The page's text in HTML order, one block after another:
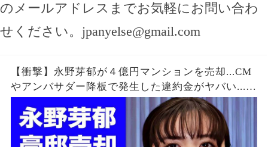
のメールアドレスまでお気軽にお問い合わ
せください。 jpanyelse@gmail.com
【衝撃】永野芽郁が４億円マンションを売却...CM
やアンバサダー降板で発生した違約金がヤバい...
『不倫女優』の隠し持つ"ヤリ部屋"の真相...不倫が
報道されない闇に言葉を失う..